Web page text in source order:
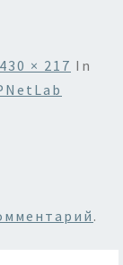
430 × 217 In
.